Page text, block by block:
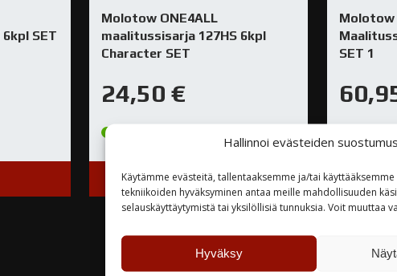
Hallinnoi evästeiden
Käytämme evästeitä, tallentaaksemme ja/tai
tekniikoiden hyväksyminen antaa meille mahdollisuuden
selauskäyttäytymistä tai yksilöllisiä tunnuksia. Voit muuttaa
Hyväksy
SET
Molotow ONE4ALL
maalitussisarja 127HS 6kpl
Character SET
24,50€
TUTUSTU
Molotow
SET 1